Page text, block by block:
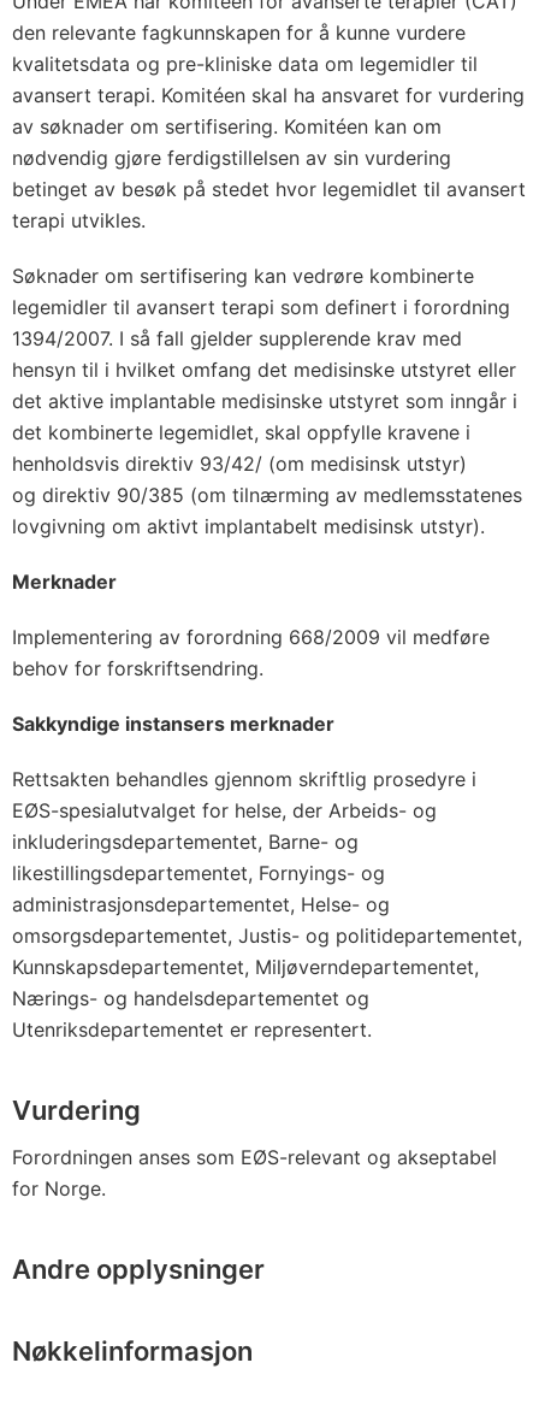
den relevante fagkunnskapen for å kunne vurdere
kvalitetsdata og pre-kliniske data om legemidler til
avansert terapi. Komitéen skal ha ansvaret for vurdering
av søknader om sertifisering. Komitéen kan om
nødvendig gjøre ferdigstillelsen av sin vurdering
betinget av besøk på stedet hvor legemidlet til avansert
terapi utvikles.
Søknader om sertifisering kan vedrøre kombinerte
legemidler til avansert terapi som definert i forordning
1394/2007. I så fall gjelder supplerende krav med
hensyn til i hvilket omfang det medisinske utstyret eller
det aktive implantable medisinske utstyret som inngår i
det kombinerte legemidlet, skal oppfylle kravene i
henholdsvis direktiv 93/42/ (om medisinsk utstyr)
og direktiv 90/385 (om tilnærming av medlemsstatenes
lovgivning om aktivt implantabelt medisinsk utstyr).
Merknader
Implementering av forordning 668/2009 vil medføre
behov for forskriftsendring.
Sakkyndige instansers merknader
Rettsakten behandles gjennom skriftlig prosedyre i
EØS-spesialutvalget for helse, der Arbeids- og
inkluderingsdepartementet, Barne- og
likestillingsdepartementet, Fornyings- og
administrasjonsdepartementet, Helse- og
omsorgsdepartementet, Justis- og politidepartementet,
Kunnskapsdepartementet, Miljøverndepartementet,
Nærings- og handelsdepartementet og
Utenriksdepartementet er representert.
Vurdering
Forordningen anses som EØS-relevant og akseptabel
for Norge.
Andre opplysninger
Nøkkelinformasjon